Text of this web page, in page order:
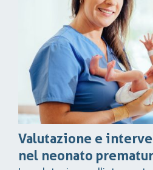
Valutazione e
nel neonato